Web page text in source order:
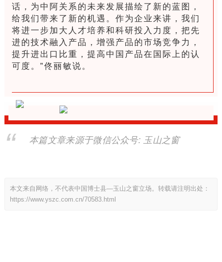
话，为中阿关系的未来发展描绘了新的蓝图，
给我们带来了新的机遇。作为企业来讲，我们
将进一步加大人才培养和科研投入力度，把先
进的技术融入产品，增强产品的市场竞争力，
提升进出口比重，提高中国产品在国际上的认
可度。”佟丽敏说。
本篇文章来源于微信公众号: 玉山之窗
本文来自网络，不代表中国博士县—玉山之窗立场。转载请注明出处：
https://www.yszc.com.cn/70583.html